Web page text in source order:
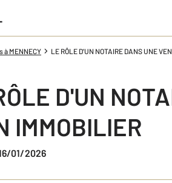
MENNECY LE RÔLE D'UN NOTAIRE DANS UNE
D'UN
IMMOBILIER
01/2026